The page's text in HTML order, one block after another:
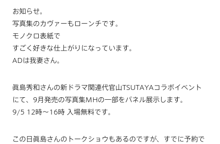
お知らせ。
写真集のカヴァーもローンチです。
モノクロ表紙で
すごく好きな仕上がりになっています。
ADは我妻さん。
眞島秀和さんの新ドラマ関連代官山TSUTAYAコラボイベント
にて、9月発売の写真集MHの一部をパネル展示します。
9/5 12時〜16時 入場無料です。
この日眞島さんのトークショウもあるのですが、すでに予約で